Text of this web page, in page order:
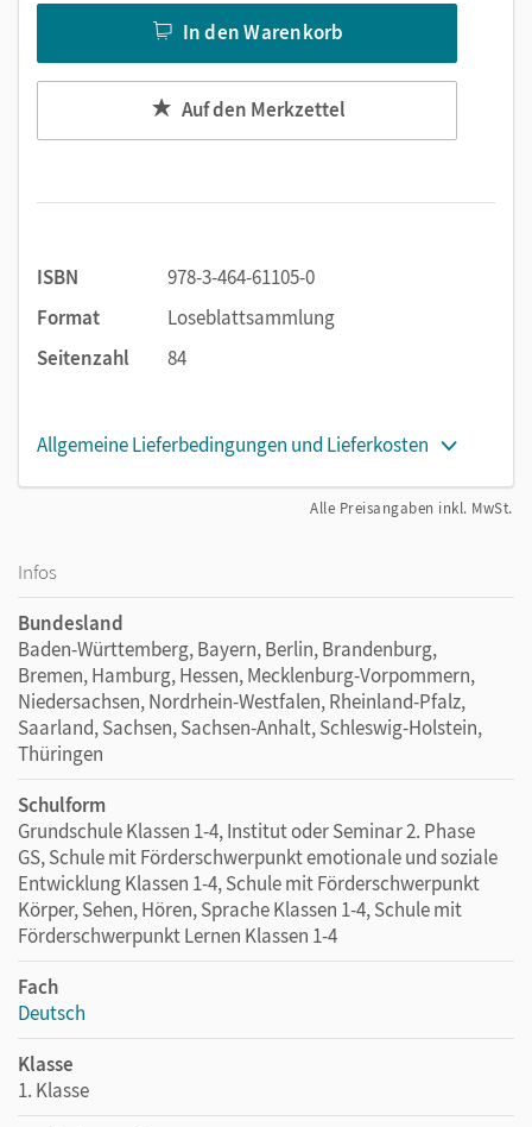
In den Warenkorb
Auf den Merkzettel
ISBN
978-3-464-61105-0
Format
Loseblattsammlung
Seitenzahl
84
Allgemeine Lieferbedingungen und Lieferkosten
Alle Preisangaben inkl. MwSt.
Infos
Bundesland
Baden-Württemberg, Bayern, Berlin, Brandenburg,
Bremen, Hamburg, Hessen, Mecklenburg-Vorpommern,
Niedersachsen, Nordrhein-Westfalen, Rheinland-Pfalz,
Saarland, Sachsen, Sachsen-Anhalt, Schleswig-Holstein,
Thüringen
Schulform
Grundschule Klassen 1-4, Institut oder Seminar 2. Phase
GS, Schule mit Förderschwerpunkt emotionale und soziale
Entwicklung Klassen 1-4, Schule mit Förderschwerpunkt
Körper, Sehen, Hören, Sprache Klassen 1-4, Schule mit
Förderschwerpunkt Lernen Klassen 1-4
Fach
Deutsch
Klasse
1. Klasse